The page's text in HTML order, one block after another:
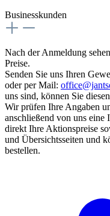
Businesskunden
Nach der Anmeldung
Preise.
Senden Sie uns Ihren
oder per Mail:
uns sind, können Sie
Wir prüfen Ihre Angaben
anschließend von uns
direkt Ihre Aktionspreise
und Übersichtsseiten und
bestellen.